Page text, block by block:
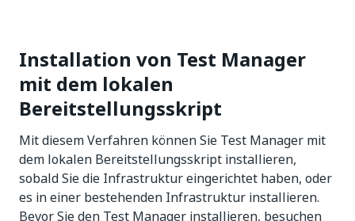
Installation von Test Manager
mit dem lokalen
Bereitstellungsskript
Mit diesem Verfahren können Sie Test Manager mit
dem lokalen Bereitstellungsskript installieren,
sobald Sie die Infrastruktur eingerichtet haben, oder
es in einer bestehenden Infrastruktur installieren.
Bevor Sie den Test Manager installieren, besuchen